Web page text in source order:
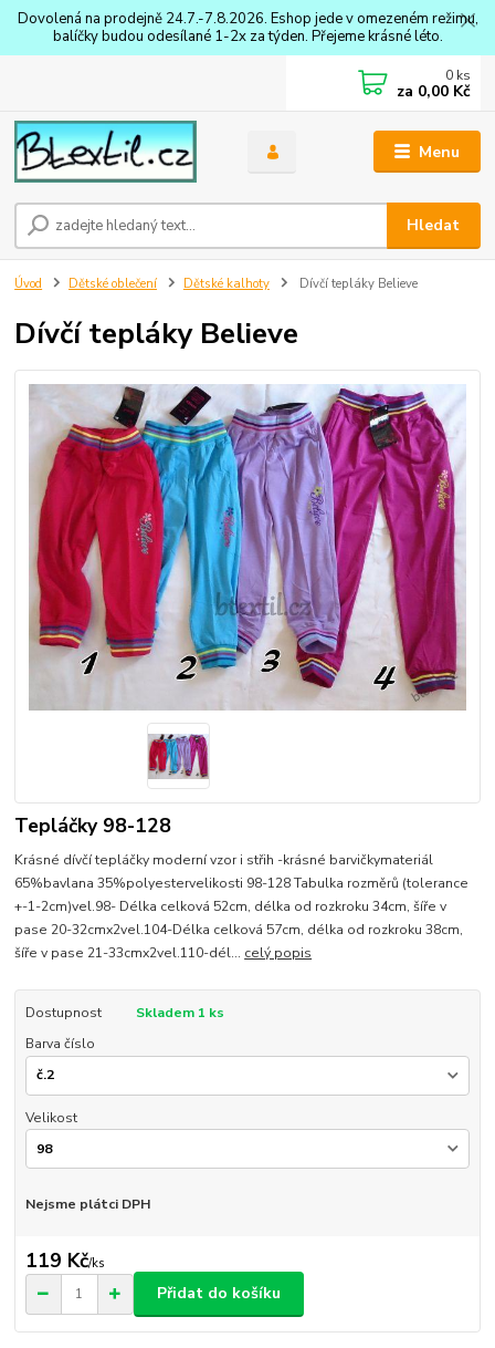
Dovolená na prodejně 24.7.-7.8.2026. Eshop jede v omezeném režimu,
balíčky budou odesílané 1-2x za týden. Přejeme krásné léto.
Menu
Hledat
0 ks
za 0,00 Kč
Úvod Dětské oblečení Dětské kalhoty Dívčí tepláky Believe
Dívčí tepláky Believe
Tepláčky 98-128
Krásné dívčí tepláčky moderní vzor i střih -krásné barvičkymateriál
65%bavlana 35%polyestervelikosti 98-128 Tabulka rozměrů (tolerance
+-1-2cm)vel.98- Délka celková 52cm, délka od rozkroku 34cm, šíře v
pase 20-32cmx2vel.104-Délka celková 57cm, délka od rozkroku 38cm,
šíře v pase 21-33cmx2vel.110-dél... celý popis
Dostupnost
Skladem 1 ks
Barva číslo
Velikost
Nejsme plátci DPH
119 Kč/ks
Přidat do košíku